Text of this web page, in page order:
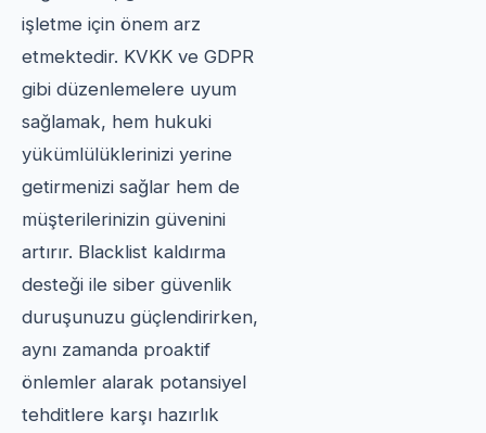
işletme için önem arz
etmektedir. KVKK ve GDPR
gibi düzenlemelere uyum
sağlamak, hem hukuki
yükümlülüklerinizi yerine
getirmenizi sağlar hem de
müşterilerinizin güvenini
artırır. Blacklist kaldırma
desteği ile siber güvenlik
duruşunuzu güçlendirirken,
aynı zamanda proaktif
önlemler alarak potansiyel
tehditlere karşı hazırlık